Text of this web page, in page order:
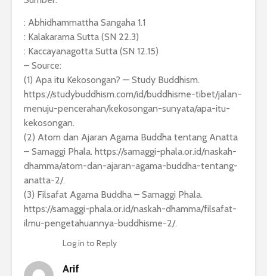
: Abhidhammattha Sangaha 1.1
: Kalakarama Sutta (SN 22.3)
: Kaccayanagotta Sutta (SN 12.15)
– Source:
(1) Apa itu Kekosongan? — Study Buddhism.
https://studybuddhism.com/id/buddhisme-tibet/jalan-
menuju-pencerahan/kekosongan-sunyata/apa-itu-
kekosongan.
(2) Atom dan Ajaran Agama Buddha tentang Anatta
– Samaggi Phala. https://samaggi-phala.or.id/naskah-
dhamma/atom-dan-ajaran-agama-buddha-tentang-
anatta-2/.
(3) Filsafat Agama Buddha – Samaggi Phala.
https://samaggi-phala.or.id/naskah-dhamma/filsafat-
ilmu-pengetahuannya-buddhisme-2/.
Log in to Reply
Arif